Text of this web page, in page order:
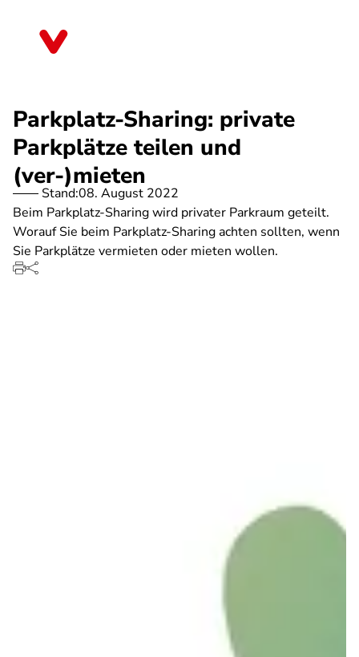
Parkplatz-Sharing: private
Parkplätze teilen und
(ver-)mieten
Stand:08. August 2022
Beim Parkplatz-Sharing wird privater Parkraum geteilt.
Worauf Sie beim Parkplatz-Sharing achten sollten, wenn
Sie Parkplätze vermieten oder mieten wollen.